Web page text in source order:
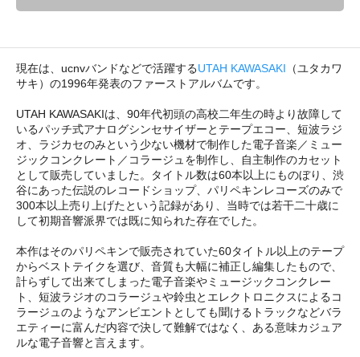
現在は、ucnvバンドなどで活躍するUTAH KAWASAKI （ユタカワ
サキ）の1996年発表のファーストアルバムです。
UTAH KAWASAKIは、90年代初頭の高校二年生の時より故障して
いるパッチ式アナログシンセサイザーとテープエコー、短波ラジ
オ、ラジカセのみという少ない機材で制作した電子音楽／ミュー
ジックコンクレート／コラージュを制作し、自主制作のカセット
として販売していました。タイトル数は60本以上にものぼり、渋
谷にあった伝説のレコードショップ、パリペキンレコーズのみで
300本以上売り上げたという記録があり、当時では若干二十歳に
して初期音響派界では既に知られた存在でした。
本作はそのパリペキンで販売されていた60タイトル以上のテープ
からベストテイクを選び、音質も大幅に補正し編集したもので、
計らずして出来てしまった電子音楽やミュージックコンクレー
ト、短波ラジオのコラージュや鈴虫とエレクトロニクスによるコ
ラージュのようなアンビエントとしても聞けるトラックなどバラ
エティーに富んだ内容で決して難解ではなく、ある意味カジュア
ルな電子音響と言えます。